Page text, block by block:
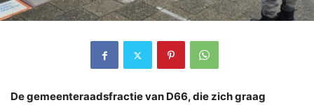
De gemeenteraadsfractie van D66, die zich graag